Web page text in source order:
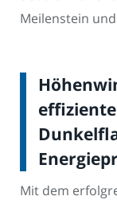
Meilenstein
Mit dem